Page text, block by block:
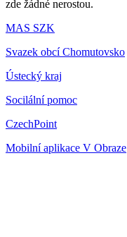
zde žádné nerostou.
MAS SZK
Svazek obcí Chomutovsko
Ústecký kraj
Socilální pomoc
CzechPoint
Mobilní aplikace V Obraze